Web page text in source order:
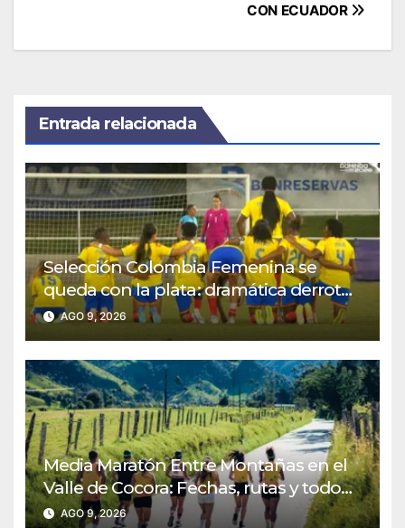
CON ECUADOR
Entrada relacionada
Selección Colombia Femenina se
queda con la plata: dramática derrota
ante México en los Juegos
Centroamericanos y del Caribe
AGO 9, 2026
Media Maratón Entre Montañas en el
Valle de Cocora: Fechas, rutas y todo
sobre la gran fiesta del running en
AGO 9, 2026